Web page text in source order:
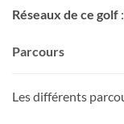
Réseaux de ce golf
Parcours
Les différents